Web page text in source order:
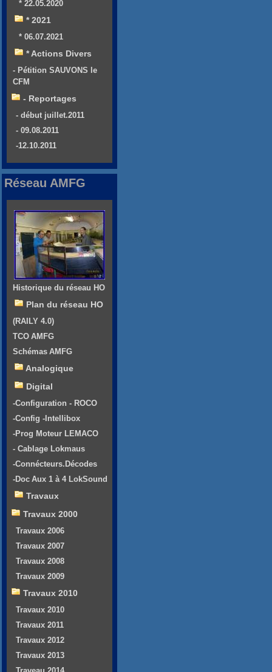
* 22.05.2020
* 2021
* 06.07.2021
* Actions Divers
- Pétition SAUVONS le
CFM
- Reportages
- début juillet.2011
- 09.08.2011
-12.10.2011
Réseau AMFG
Historique du réseau HO
Plan du réseau HO
(RAILY 4.0)
TCO AMFG
Schémas AMFG
Analogique
Digital
-Configuration - ROCO
-Config -Intellibox
-Prog Moteur LEMACO
- Cablage Lokmaus
-Connécteurs.Décodes
-Doc Aux 1 à 4 LokSound
Travaux
Travaux 2000
Travaux 2006
Travaux 2007
Travaux 2008
Travaux 2009
Travaux 2010
Travaux 2010
Travaux 2011
Travaux 2012
Travaux 2013